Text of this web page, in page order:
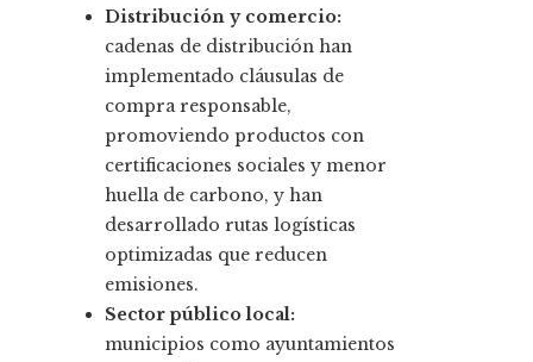
Distribución y comercio:
cadenas de distribución han
implementado cláusulas de
compra responsable,
promoviendo productos con
certificaciones sociales y menor
huella de carbono, y han
desarrollado rutas logísticas
optimizadas que reducen
emisiones.
Sector público local:
municipios como ayuntamientos